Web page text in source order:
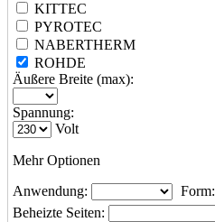
KITTEC
PYROTEC
NABERTHERM
ROHDE
Äußere Breite (max):
Spannung:
Volt
Mehr Optionen
Anwendung:
Form:
Beheizte Seiten: